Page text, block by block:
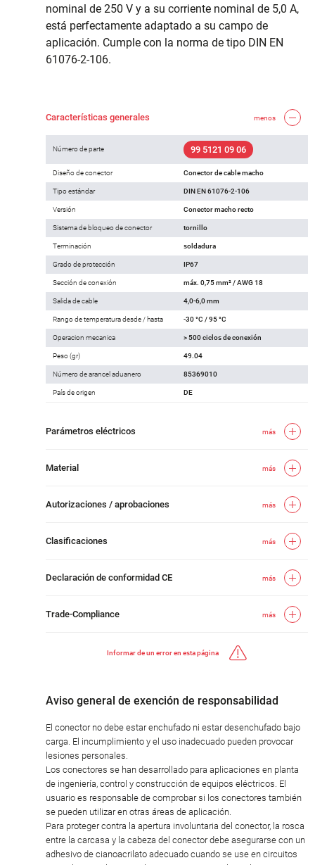
nominal de 250 V y a su corriente nominal de 5,0 A,
está perfectamente adaptado a su campo de
aplicación. Cumple con la norma de tipo DIN EN
61076-2-106.
Características generales menos
Número de parte 99 5121 09 06
Diseño de conector Conector de cable macho
Tipo estándar DIN EN 61076-2-106
Versión Conector macho recto
Sistema de bloqueo de conector tornillo
Terminación soldadura
Grado de protección IP67
Sección de conexión máx. 0,75 mm² / AWG 18
Salida de cable 4,0-6,0 mm
Rango de temperatura desde / hasta -30 °C / 95 °C
Operacion mecanica > 500 ciclos de conexión
Peso (gr) 49.04
Número de arancel aduanero 85369010
País de origen DE
Parámetros eléctricos más
Material más
Autorizaciones / aprobaciones más
Clasificaciones más
Declaración de conformidad CE más
Trade-Compliance más
Informar de un error en esta página
Aviso general de exención de responsabilidad
El conector no debe estar enchufado ni estar desenchufado bajo
carga. El incumplimiento y el uso inadecuado pueden provocar
lesiones personales.
Los conectores se han desarrollado para aplicaciones en planta
de ingeniería, control y construcción de equipos eléctricos. El
usuario es responsable de comprobar si los conectores también
se pueden utilizar en otras áreas de aplicación.
Para proteger contra la apertura involuntaria del conector, la rosca
entre la carcasa y la cabeza del conector debe asegurarse con un
adhesivo de cianoacrilato adecuado cuando se use en circuitos